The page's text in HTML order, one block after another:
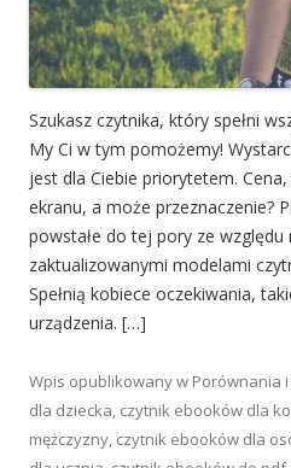
Szukasz czytnika, który spełni
My Ci w tym pomożemy!
jest dla Ciebie priorytetem.
ekranu, a może przeznaczenie?
powstałe do tej pory ze względu
zaktualizowanymi modelami
Spełnią kobiece oczekiwania,
urządzenia. […]
Wpis opublikowany w Porównania
dla dziecka, czytnik ebooków dla
mężczyzny, czytnik ebooków dla